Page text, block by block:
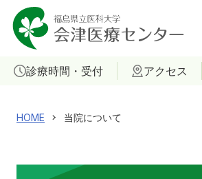
外来受診の方
診療時間・受付 アクセス
HOME 当院について